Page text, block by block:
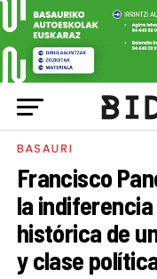
BASAURI
Francisco
la
histórica de
y clase